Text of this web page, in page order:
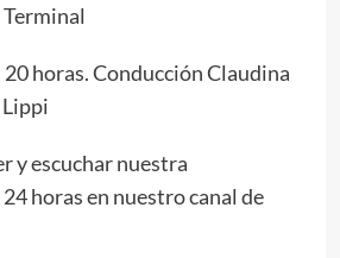
horas. Conducción Claudina
y escuchar nuestra
horas en nuestro canal de